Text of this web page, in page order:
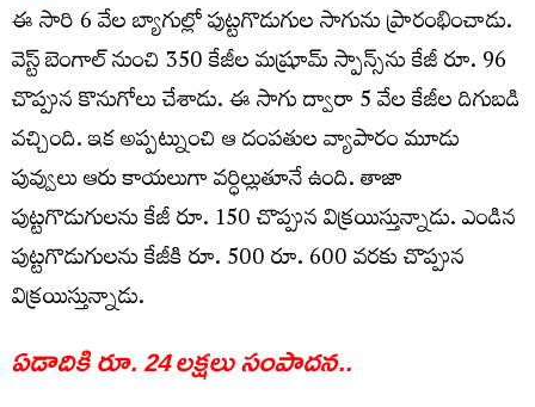
ఈ సారి 6 వేల బ్యాగుల్లో పుట్ట‌గొడుగుల సాగును ప్రారంభించాడు.
వెస్ట్ బెంగాల్ నుంచి 350 కేజీల మ‌ష్రూమ్ స్పాన్స్‌ను కేజీ రూ. 96
చొప్పున కొనుగోలు చేశాడు. ఈ సాగు ద్వారా 5 వేల కేజీల దిగుబ‌డి
వ‌చ్చింది. ఇక అప్ప‌ట్నుంచి ఆ దంప‌తుల వ్యాపారం మూడు
పువ్వులు ఆరు కాయ‌లుగా వ‌ర్ధిల్లుతూనే ఉంది. తాజా
పుట్ట‌గొడుగుల‌ను కేజీ రూ. 150 చొప్పున విక్ర‌యిస్తున్నాడు. ఎండిన
పుట్ట‌గొడుగుల‌ను కేజీకి రూ. 500 రూ. 600 వ‌ర‌కు చొప్పున
విక్ర‌యిస్తున్నాడు.
ఏడాదికి రూ. 24 ల‌క్ష‌లు సంపాద‌న‌..